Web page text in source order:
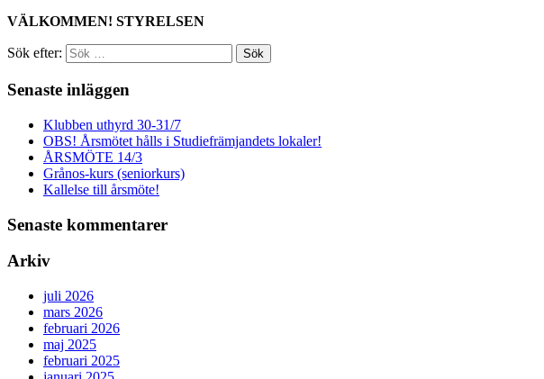
VÄLKOMMEN! STYRELSEN
Sök efter:
Senaste inläggen
Klubben uthyrd 30-31/7
OBS! Årsmötet hålls i Studiefrämjandets lokaler!
ÅRSMÖTE 14/3
Grånos-kurs (seniorkurs)
Kallelse till årsmöte!
Senaste kommentarer
Arkiv
juli 2026
mars 2026
februari 2026
maj 2025
februari 2025